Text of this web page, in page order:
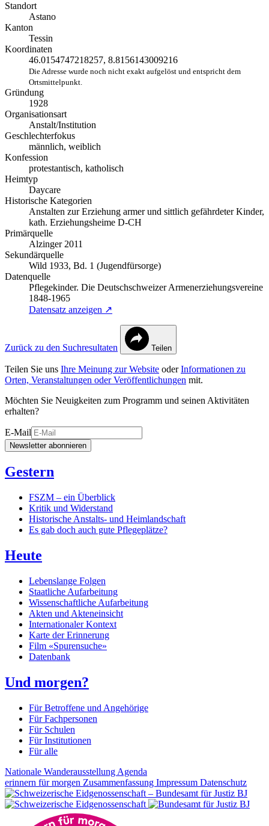
Standort
Astano
Kanton
Tessin
Koordinaten
46.0154747218257, 8.8156143009216
Die Adresse wurde noch nicht exakt aufgelöst und entspricht dem
Ortsmittelpunkt.
Gründung
1928
Organisationsart
Anstalt/Institution
Geschlechterfokus
männlich, weiblich
Konfession
protestantisch, katholisch
Heimtyp
Daycare
Historische Kategorien
Anstalten zur Erziehung armer und sittlich gefährdeter Kinder,
kath. Erziehungsheime D-CH
Primärquelle
Alzinger 2011
Sekundärquelle
Wild 1933, Bd. 1 (Jugendfürsorge)
Datenquelle
Pflegekinder. Die Deutschschweizer Armenerziehungsvereine
1848-1965
Datensatz anzeigen ↗
Zurück zu den Suchresultaten Teilen
Teilen Sie uns Ihre Meinung zur Website oderInformationen zu
Orten, Veranstaltungen oder Veröffentlichungen mit.
Möchten Sie Neuigkeiten zum Programm und seinen Aktivitäten
erhalten?
E-Mail
Newsletter abonnieren
Gestern
FSZM – ein Überblick
Kritik und Widerstand
Historische Anstalts- und Heimlandschaft
Es gab doch auch gute Pflegeplätze?
Heute
Lebenslange Folgen
Staatliche Aufarbeitung
Wissenschaftliche Aufarbeitung
Akten und Akteneinsicht
Internationaler Kontext
Karte der Erinnerung
Film «Spurensuche»
Datenbank
Und morgen?
Für Betroffene und Angehörige
Für Fachpersonen
Für Schulen
Für Institutionen
Für alle
Nationale Wanderausstellung Agenda
erinnern für morgen Zusammenfassung Impressum Datenschutz